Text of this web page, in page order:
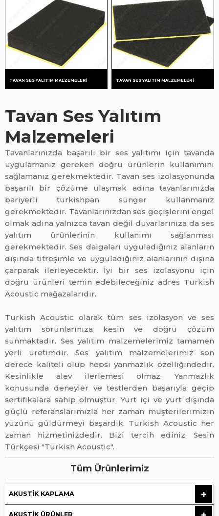
RENKLENDIRME
SHOWROOM
GÖRSELLERI
TAVAN SES YALITIM MALZEMELERI TAVAN SES YALITIM MALZEMELERI
Tavan Ses Yalıtım
Malzemeleri
Tavanlarınızda başarılı bir ses yalıtımı için tavanda
uygulamanız gereken doğru ürünlerin kullanımını
sağlamanız gerekmektedir. Tavan ses izolasyonunda
başarılı bir çözüme ulaşmak adına tavanlarınızda
bariyerli turkishpan sünger kullanmanız
gerekmektedir. Tavanlarınızdan ses geçişlerini engel
olmak adına yalnızca tavan değil duvarlarınıza da ses
yalıtım ürünlerinin kullanımı sağlanması
gerekmektedir. Ses dalgaları uyguladığınız alanların
dışında titreşimle ve uyguladığınız alanlarının dışına
çarparak ilerleyecektir. İyi bir ses izolasyonu için
doğru ürünleri temin edebileceğiniz adres Turkish
Acoustic mağazalarıdır.
Turkish Acoustic olarak tüm ses izolasyon ve ses
yalıtım sorunlarınıza kesin ve doğru çözüm
sunmaktadır. Ses yalıtım malzemelerimiz tamamen
yerli üretimdir. Ses yalıtım malzemelerimiz son
derece kaliteli olup hepsi yanmazlık özelliğindedir.
Kesinlikle alev ilerlemesi olmaz. Yanmazlık
konusunda deneyler ve testlerden başarıyla geçip
sertifikalara sahip olmuştur. Yurt içi ve yurt dışında
güçlü referanslarımızla her zaman müşterilerimizin
yüzünü güldürmeyi başardık. Turkish Acoustic her
zaman hizmetinizdedir. Bizi tercih ediniz. Sesin
Türkçesi "Turkish Acoustic".
Tüm Ürünlerimiz
AKUSTIK KAPLAMA
AKUSTIK ÜRÜNLER